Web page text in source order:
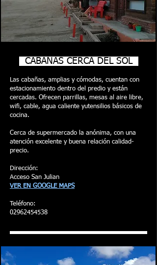
CABAÑAS CERCA DEL SOL
Las cabañas, amplias y cómodas, cuentan con
estacionamiento dentro del predio y están
cercadas. Ofrecen parrillas, mesas al aire libre,
wifi, cable, agua caliente yutensilios básicos de
cocina.
Cerca de supermercado la anónima, con una
atención excelente y buena relación calidad-
precio.
Dirección:
Acceso San Julian
VER EN GOOGLE MAPS
Teléfono:
02962454538